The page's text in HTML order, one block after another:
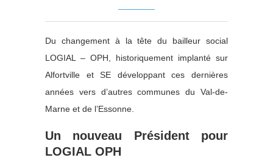
Du changement à la tête du bailleur social
LOGIAL – OPH, historiquement implanté sur
Alfortville et SE développant ces dernières
années vers d’autres communes du Val-de-
Marne et de l’Essonne.
Un nouveau Président pour
LOGIAL OPH